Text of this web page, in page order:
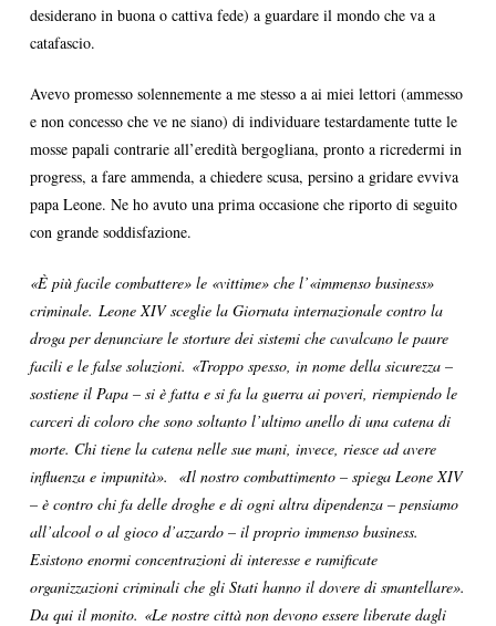
desiderano in buona o cattiva fede) a guardare il mondo che va a
catafascio.
Avevo promesso solennemente a me stesso a ai miei lettori (ammesso
e non concesso che ve ne siano) di individuare testardamente tutte le
mosse papali contrarie all’eredità bergogliana, pronto a ricredermi in
progress, a fare ammenda, a chiedere scusa, persino a gridare evviva
papa Leone. Ne ho avuto una prima occasione che riporto di seguito
con grande soddisfazione.
«È più facile combattere» le «vittime» che l’«immenso business»
criminale. Leone XIV sceglie la Giornata internazionale contro la
droga per denunciare le storture dei sistemi che cavalcano le paure
facili e le false soluzioni. «Troppo spesso, in nome della sicurezza –
sostiene il Papa – si è fatta e si fa la guerra ai poveri, riempiendo le
carceri di coloro che sono soltanto l’ultimo anello di una catena di
morte. Chi tiene la catena nelle sue mani, invece, riesce ad avere
influenza e impunità». «Il nostro combattimento – spiega Leone XIV
– è contro chi fa delle droghe e di ogni altra dipendenza – pensiamo
all’alcool o al gioco d’azzardo – il proprio immenso business.
Esistono enormi concentrazioni di interesse e ramificate
organizzazioni criminali che gli Stati hanno il dovere di smantellare».
Da qui il monito. «Le nostre città non devono essere liberate dagli